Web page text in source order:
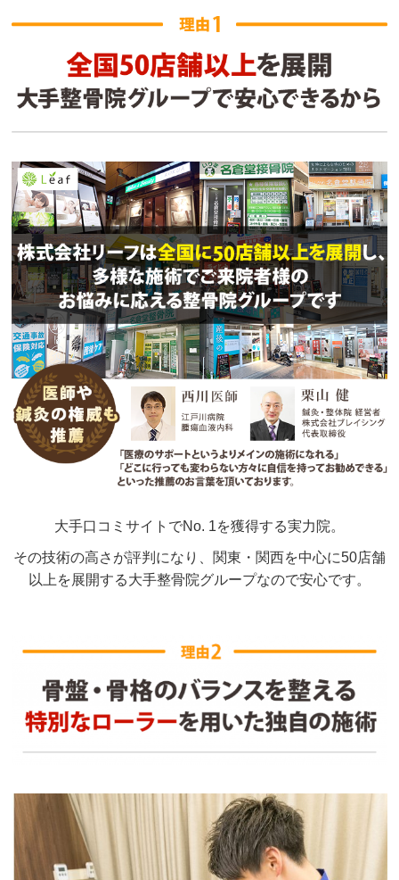
大手口コミサイトでNo. 1を獲得する実力院。
その技術の高さが評判になり、関東・関西を中心に50店舗
以上を展開する大手整骨院グループなので安心です。